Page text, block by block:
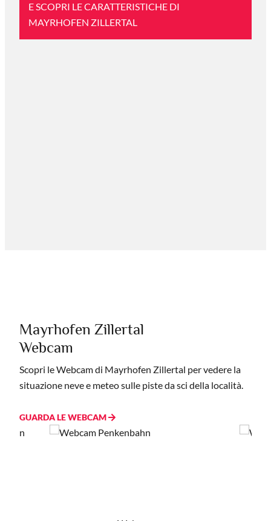
E SCOPRI LE CARATTERISTICHE DI
MAYRHOFEN ZILLERTAL
Mayrhofen Zillertal
Webcam
Scopri le Webcam di Mayrhofen Zillertal per vedere la
situazione neve e meteo sulle piste da sci della località.
GUARDA LE WEBCAM